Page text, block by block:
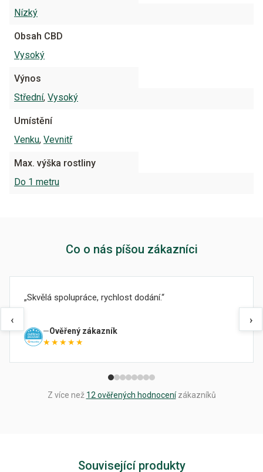
Nízký
Obsah CBD
Vysoký
Výnos
Střední, Vysoký
Umístění
Venku, Vevnitř
Max. výška rostliny
Do 1 metru
Co o nás píšou zákazníci
‹
Skvělá spolupráce, rychlost dodání.
Ověřený zákazník
★★★★★
›
Z více než 12 ověřených hodnocenízákazníků
Související produkty